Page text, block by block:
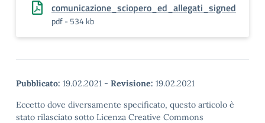
comunicazione_sciopero_ed_allegati_signed
pdf - 534 kb
Pubblicato: 19.02.2021 - Revisione: 19.02.2021
Eccetto dove diversamente specificato, questo articolo è
stato rilasciato sotto Licenza Creative Commons